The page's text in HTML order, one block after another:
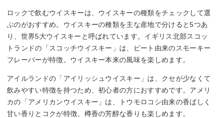
ロックで飲むウイスキーは、ウイスキーの種類をチェックして選
ぶのがおすすめ。ウイスキーの種類を主な産地で分けると5つあ
り、世界5大ウイスキーと呼ばれています。イギリス北部スコッ
トランドの「スコッチウイスキー」は、ピート由来のスモーキー
フレーバーが特徴。ウイスキー本来の風味を楽しめます。
アイルランドの「アイリッシュウイスキー」は、クセが少なくて
飲みやすい特徴を持つため、初心者の方におすすめです。アメリ
カの「アメリカンウイスキー」は、トウモロコシ由来の香ばしく
甘い香りとコクが特徴。樽香の芳醇な香りも楽しめます。